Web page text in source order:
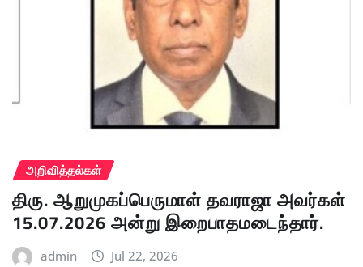
அறிவித்தல்கள்
திரு. ஆறுமுகப்பெருமாள் தவராஜா அவர்கள்
15.07.2026 அன்று இறைபாதமடைந்தார்.
admin Jul 22, 2026